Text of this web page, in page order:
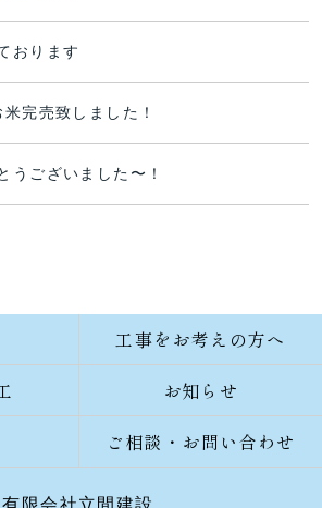
おります
完売致しました！
うございました〜！
工事をお考えの方へ
お知らせ
ご相談・お問い合わせ
有限会社立間建設